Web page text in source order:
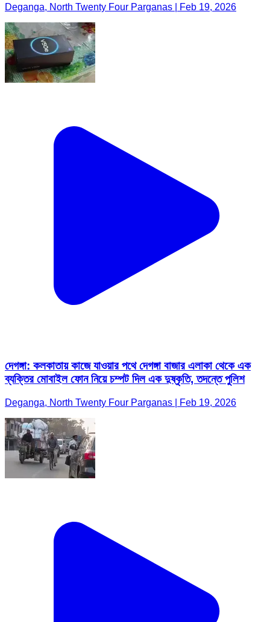
Deganga, North Twenty Four Parganas | Feb 19, 2026
দেগঙ্গা: কলকাতায় কাজে যাওয়ার পথে দেগঙ্গা বাজার এলাকা থেকে এক
ব্যক্তির মোবাইল ফোন নিয়ে চম্পট দিল এক দুষ্কৃতি, তদন্তে পুলিশ
Deganga, North Twenty Four Parganas | Feb 19, 2026